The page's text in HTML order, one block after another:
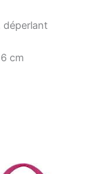
déperlant
cm